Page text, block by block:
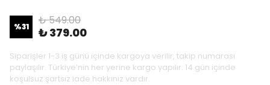
%31 ₺ 549.00
₺ 379.00
Siparişler 1-3 iş günü içinde kargoya verilir, takip numarası
paylaşılır. Türkiye’nin her yerine kargo yapılır. 14 gün içinde
koşulsuz şartsız iade hakkınız vardır.